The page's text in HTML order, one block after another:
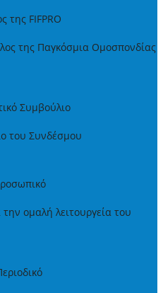
της FIFPRO
της Παγκόσμια Ομοσπονδίας
Συμβούλιο
του Συνδέσμου
ομαλή λειτουργεία του